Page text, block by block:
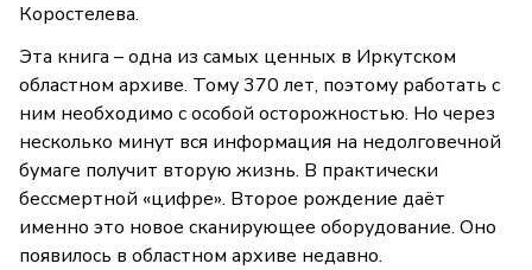
Коростелева.
Эта книга – одна из самых ценных в Иркутском
областном архиве. Тому 370 лет, поэтому работать с
ним необходимо с особой осторожностью. Но через
несколько минут вся информация на недолговечной
бумаге получит вторую жизнь. В практически
бессмертной «цифре». Второе рождение даёт
именно это новое сканирующее оборудование. Оно
появилось в областном архиве недавно.